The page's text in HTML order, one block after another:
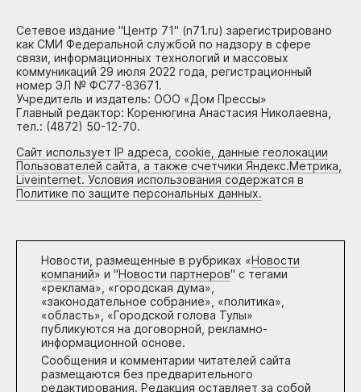
Сетевое издание "Центр 71" (n71.ru) зарегистрировано
как СМИ Федеральной службой по надзору в сфере
связи, информационных технологий и массовых
коммуникаций 29 июля 2022 года, регистрационный
номер ЭЛ № ФС77-83671.
Учредитель и издатель: ООО «Дом Прессы»
Главный редактор: Коренюгина Анастасия Николаевна,
тел.: (4872) 50-12-70.
Сайт использует IP адреса, cookie, данные геолокации
Пользователей сайта, а также счетчики Яндекс.Метрика,
Liveinternet. Условия использования содержатся в
Политике по защите персональных данных.
Новости, размещенные в рубриках «Новости
компаний» и "Новости партнеров" с тегами
«реклама», «городская дума»,
«законодательное собрание», «политика»,
«область», «Городской голова Тулы»
публикуются на договорной, рекламно-
информационной основе.
Сообщения и комментарии читателей сайта
размещаются без предварительного
редактирования. Редакция оставляет за собой